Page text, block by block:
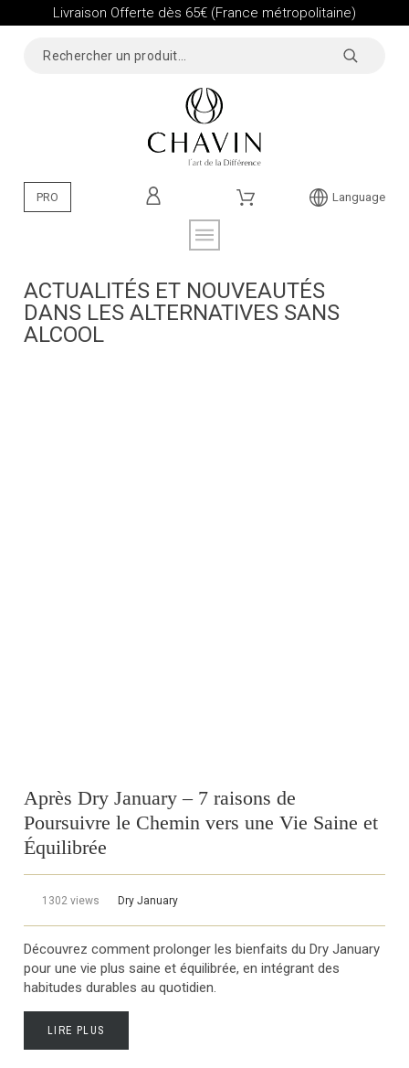
Livraison Offerte dès 65€ (France métropolitaine)
PRO Language
ACTUALITÉS ET NOUVEAUTÉS
DANS LES ALTERNATIVES SANS
ALCOOL
Après Dry January – 7 raisons de
Poursuivre le Chemin vers une Vie Saine et
Équilibrée
1302 views Dry January
Découvrez comment prolonger les bienfaits du Dry January
pour une vie plus saine et équilibrée, en intégrant des
habitudes durables au quotidien.
LIRE PLUS